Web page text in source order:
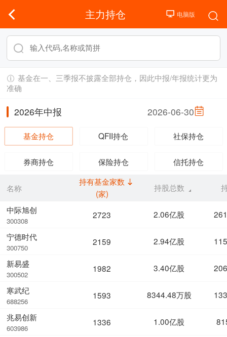
主力持仓
基金在一、三季报不披露全部持仓，因此中报/年报统计更为
准确
2026年中报 2026-06-30
基金持仓 QFII持仓 社保持仓
券商持仓 保险持仓 信托持仓
名称
中际旭创
300308
宁德时代
300750
新易盛
300502
寒武纪
688256
兆易创新
603986
持有基金家数
(家)
持股总数
2723 2.06亿股
2159 2.94亿股
1982 3.40亿股
1593 8344.48万股
1336 1.00亿股